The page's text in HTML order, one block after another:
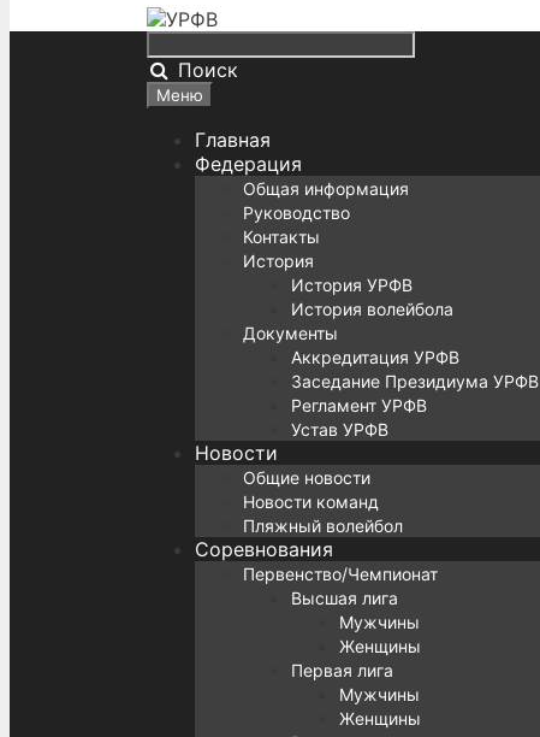
Поиск
Меню
Главная
Федерация
Общая информация
Руководство
Контакты
История
История УРФВ
История волейбола
Документы
Аккредитация УРФВ
Заседание Президиума УРФВ
Регламент УРФВ
Устав УРФВ
Новости
Общие новости
Новости команд
Пляжный волейбол
Соревнования
Первенство/Чемпионат
Высшая лига
Мужчины
Женщины
Первая лига
Мужчины
Женщины